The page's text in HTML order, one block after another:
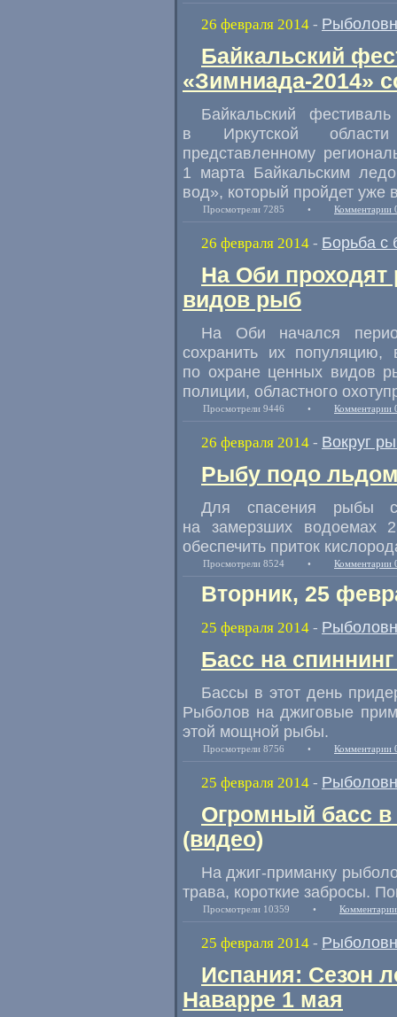
26 февраля 2014 -
Байкальский
«Зимниада-2014»
Байкальский
в Иркутской
представленному
1 марта Байкальским
вод», который пройдет уже
Просмотрели 7285 • Комментарии
26 февраля 2014 - Борьба с
На Оби
видов рыб
На Оби начался
сохранить их популяцию,
по охране ценных видов
полиции, областного
Просмотрели 9446 • Комментарии
26 февраля 2014 - Вокруг
Рыбу подо
Для спасения рыбы
на замерзших водоемах
обеспечить приток
Просмотрели 8524 • Комментарии
Вторник, 25
25 февраля 2014 -
Басс на
Бассы в этот день
Рыболов на джиговые
этой мощной рыбы.
Просмотрели 8756 • Комментарии
25 февраля 2014 -
Огромный басс в
(видео)
На джиг-приманку
трава, короткие забросы.
Просмотрели 10359 •
25 февраля 2014 -
Испания: Сезон
Наварре 1 мая